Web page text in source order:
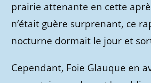
prairie attenante en cette
n’était guère surprenant, ce
nocturne dormait le jour et
Cependant, Foie Glauque en